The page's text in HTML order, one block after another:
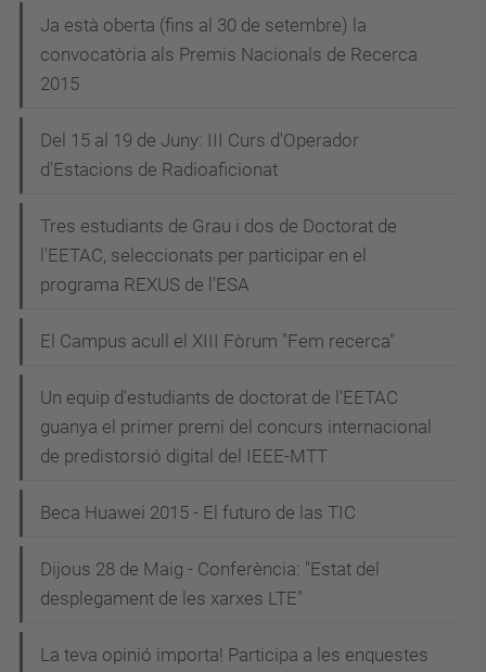
Ja està oberta (fins al 30 de setembre) la
convocatòria als Premis Nacionals de Recerca
2015
Del 15 al 19 de Juny: III Curs d'Operador
d'Estacions de Radioaficionat
Tres estudiants de Grau i dos de Doctorat de
l'EETAC, seleccionats per participar en el
programa REXUS de l'ESA
El Campus acull el XIII Fòrum "Fem recerca"
Un equip d'estudiants de doctorat de l'EETAC
guanya el primer premi del concurs internacional
de predistorsió digital del IEEE-MTT
Beca Huawei 2015 - El futuro de las TIC
Dijous 28 de Maig - Conferència: "Estat del
desplegament de les xarxes LTE"
La teva opinió importa! Participa a les enquestes